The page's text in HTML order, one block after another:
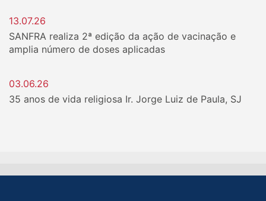
13.07.26
SANFRA realiza 2ª edição da ação de vacinação e
amplia número de doses aplicadas
03.06.26
35 anos de vida religiosa Ir. Jorge Luiz de Paula, SJ